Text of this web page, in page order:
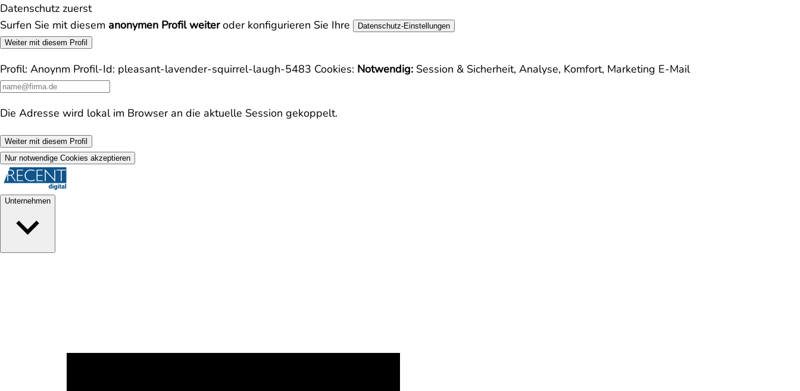
Datenschutz zuerst
Surfen Sie mit diesem anonymen Profil weiteroder konfigurieren Sie Ihre
Datenschutz-Einstellungen
Weiter mit diesem Profil
Profil: Anoynm Profil-Id: pleasant-lavender-squirrel-laugh-5483 Cookies: Notwendig: Session & Sicherheit, Analyse, Komfort, Marketing E-Mail
Die Adresse wird lokal im Browser an die aktuelle Session gekoppelt.
Weiter mit diesem Profil
Nur notwendige Cookies akzeptieren
Unternehmen